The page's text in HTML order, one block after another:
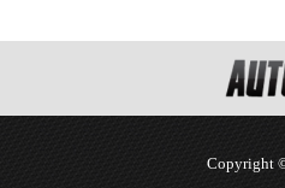
Copyright